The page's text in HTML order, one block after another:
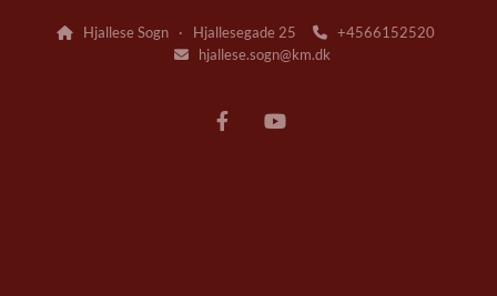
Hjallese Sogn · Hjallesegade 25 +4566152520
hjallese.sogn@km.dk